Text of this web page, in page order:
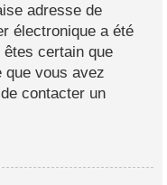
adresse de
électronique a été
certain que
que vous avez
contacter un